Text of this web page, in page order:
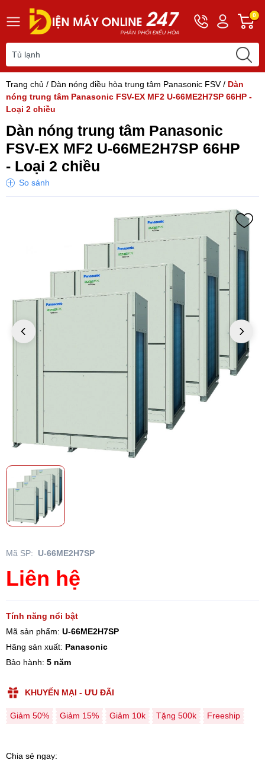
Hotline
0243
Tài
khoản
Khách
0
Trang chủ / Dàn nóng điều hòa trung tâm Panasonic FSV/ Dàn
nóng trung tâm Panasonic FSV-EX MF2 U-66ME2H7SP 66HP -
Loại 2 chiều
Dàn nóng trung tâm Panasonic
FSV-EX MF2 U-66ME2H7SP 66HP
- Loại 2 chiều
So sánh
Mã SP: U-66ME2H7SP
Liên hệ
Tính năng nổi bật
Mã sản phẩm: U-66ME2H7SP
Hãng sản xuất: Panasonic
Bảo hành: 5 năm
KHUYẾN MẠI - ƯU ĐÃI
Giảm 50% Giảm 15% Giảm 10k Tặng 500k Freeship
Chia sẻ ngay: